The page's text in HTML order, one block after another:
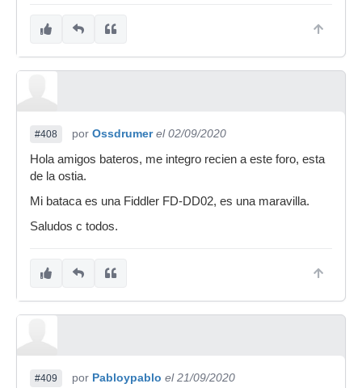
#408 por Ossdrumer el 02/09/2020
Hola amigos bateros, me integro recien a este foro, esta
de la ostia.
Mi bataca es una Fiddler FD-DD02, es una maravilla.
Saludos c todos.
#409 por Pabloypablo el 21/09/2020